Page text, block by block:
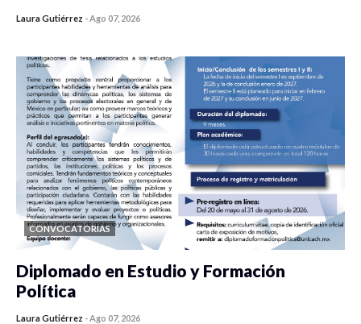
Laura Gutiérrez - Ago 07, 2026
CONVOCATORIAS
Diplomado en Estudio y Formación
Política
Laura Gutiérrez - Ago 07, 2026